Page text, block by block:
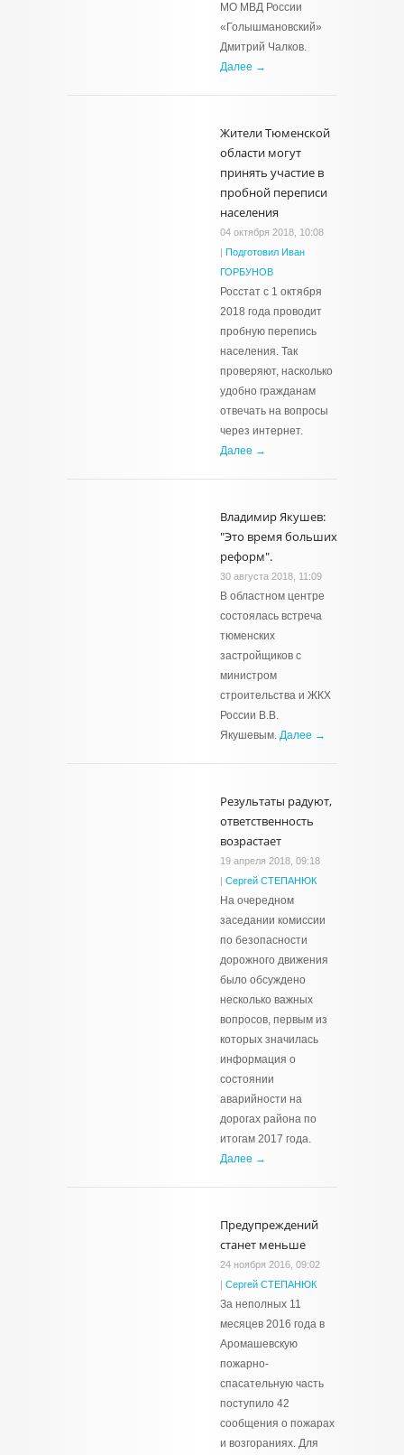
МО МВД России
«Голышмановский»
Дмитрий Чалков.
Далее →
Жители Тюменской
области могут
принять участие в
пробной переписи
населения
04 октября 2018, 10:08
| Подготовил Иван
ГОРБУНОВ
Росстат с 1 октября
2018 года проводит
пробную перепись
населения. Так
проверяют, насколько
удобно гражданам
отвечать на вопросы
через интернет.
Далее →
Владимир Якушев:
"Это время больших
реформ".
30 августа 2018, 11:09
В областном центре
состоялась встреча
тюменских
застройщиков с
министром
строительства и ЖКХ
России В.В.
Якушевым. Далее →
Результаты радуют,
ответственность
возрастает
19 апреля 2018, 09:18
| Сергей СТЕПАНЮК
На очередном
заседании комиссии
по безопасности
дорожного движения
было обсуждено
несколько важных
вопросов, первым из
которых значилась
информация о
состоянии
аварийности на
дорогах района по
итогам 2017 года.
Далее →
Предупреждений
станет меньше
24 ноября 2016, 09:02
| Сергей СТЕПАНЮК
За неполных 11
месяцев 2016 года в
Аромашевскую
пожарно-
спасательную часть
поступило 42
сообщения о пожарах
и возгораниях. Для